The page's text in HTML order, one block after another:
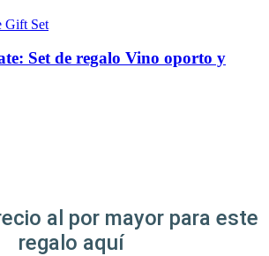
Set de regalo Vino oporto y
al por mayor para este
regalo aquí